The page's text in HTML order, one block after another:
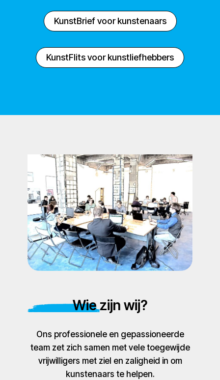
KunstBrief voor kunstenaars
KunstFlits voor kunstliefhebbers
Wie zijn wij?
Ons professionele en gepassioneerde
team zet zich samen met vele toegewijde
vrijwilligers met ziel en zaligheid in om
kunstenaars te helpen.